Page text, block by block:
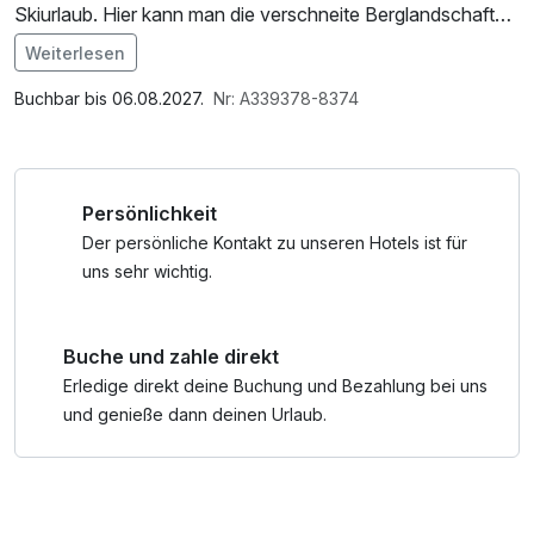
Skiurlaub. Hier kann man die verschneite Berglandschaft
abseits der Skipisten auf sanfte und entspannte Art und
Weise genießen. Mit jedem Schritt knirscht der Schnee
unter den Füßen, und in der kalten Winterluft glitzern
Möglichkeiten, den Winterzauber am Achensee zu erleben.
Die bezaubernde Landschaft rund um den See bietet über
150 Kilometer an herrlichen Winterwanderwegen und lädt
*reduzierter Preis bei Anreise Sonntag (nur 1 x
Halbpension) bereits hinterlegt
Weiterlesen
Buchbar bis 06.08.2027. Nr: A339378-8374
Persönlichkeit
Der persönliche Kontakt zu unseren Hotels ist für
uns sehr wichtig.
Buche und zahle direkt
Erledige direkt deine Buchung und Bezahlung bei uns
und genieße dann deinen Urlaub.